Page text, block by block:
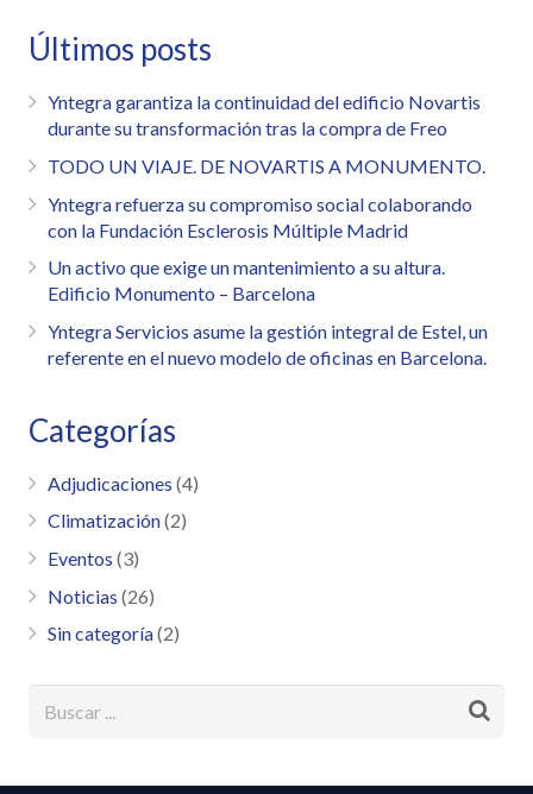
Últimos posts
Yntegra garantiza la continuidad del edificio Novartis
durante su transformación tras la compra de Freo
TODO UN VIAJE. DE NOVARTIS A MONUMENTO.
Yntegra refuerza su compromiso social colaborando
con la Fundación Esclerosis Múltiple Madrid
Un activo que exige un mantenimiento a su altura.
Edificio Monumento – Barcelona
Yntegra Servicios asume la gestión integral de Estel, un
referente en el nuevo modelo de oficinas en Barcelona.
Categorías
Adjudicaciones (4)
Climatización(2)
Eventos (3)
Noticias (26)
Sin categoría(2)